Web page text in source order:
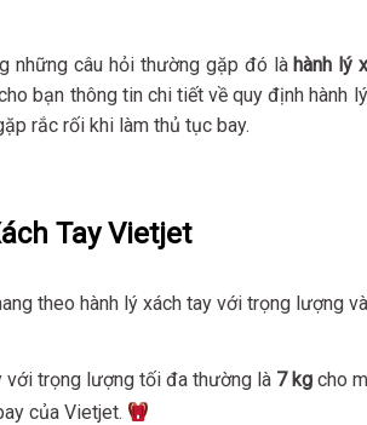
những câu hỏi thường gặp đó là hành lý
bạn thông tin chi tiết về quy định hành
rắc rối khi làm thủ tục bay.
Tay Vietjet
theo hành lý xách tay với trọng lượng
với trọng lượng tối đa thường là 7 kg cho
của Vietjet.